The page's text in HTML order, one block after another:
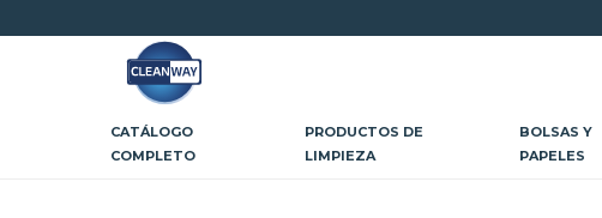
CATÁLOGO
COMPLETO
PRODUCTOS DE
LIMPIEZA
BOLSAS Y
PAPELES